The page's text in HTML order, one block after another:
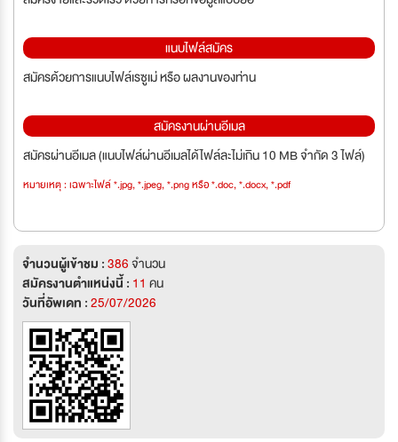
แนบไฟล์สมัคร
สมัครด้วยการแนบไฟล์เรซูเม่ หรือ ผลงานของท่าน
สมัครงานผ่านอีเมล
สมัครผ่านอีเมล (แนบไฟล์ผ่านอีเมลได้ไฟล์ละไม่เกิน 10 MB จำกัด 3 ไฟล์)
หมายเหตุ : เฉพาะไฟล์ *.jpg, *.jpeg, *.png หรือ *.doc, *.docx, *.pdf
จำนวนผู้เข้าชม :386จำนวน
สมัครงานตำแหน่งนี้ : 11 คน
วันที่อัพเดท :25/07/2026